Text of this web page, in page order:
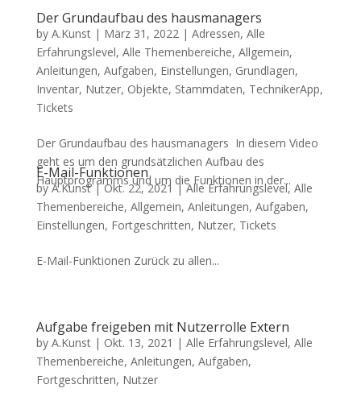
Der Grundaufbau des hausmanagers
by A.Kunst| März 31, 2022| Adressen, Alle
Erfahrungslevel, Alle Themenbereiche, Allgemein,
Anleitungen, Aufgaben, Einstellungen, Grundlagen,
Inventar, Nutzer, Objekte, Stammdaten, TechnikerApp,
Tickets
Der Grundaufbau des hausmanagers In diesem Video
geht es um den grundsätzlichen Aufbau des
Hauptprogramms und um die Funktionen in der...
E-Mail-Funktionen
byA.Kunst|Okt. 22, 2021 |Alle Erfahrungslevel, Alle
Themenbereiche, Allgemein, Anleitungen, Aufgaben,
Einstellungen, Fortgeschritten, Nutzer, Tickets
E-Mail-Funktionen Zurück zu allen...
Aufgabe freigeben mit Nutzerrolle Extern
by A.Kunst| Okt. 13, 2021 | Alle Erfahrungslevel, Alle
Themenbereiche, Anleitungen, Aufgaben,
Fortgeschritten, Nutzer